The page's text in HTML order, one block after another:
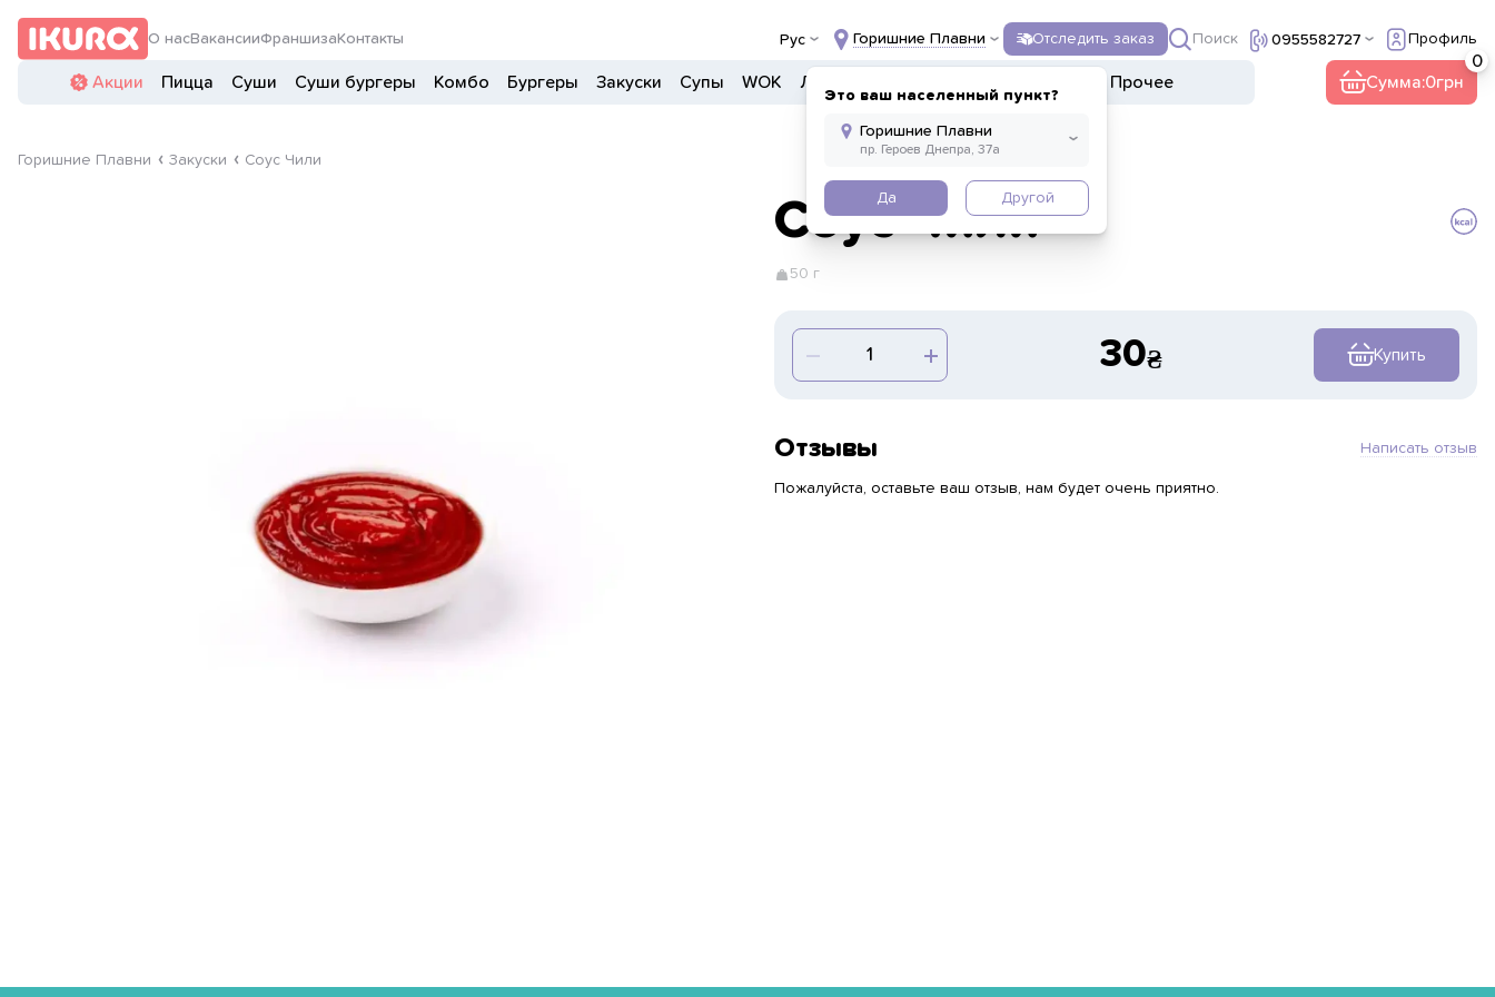
О насВакансииФраншиза Контакты Рус Горишние Плавни
Это ваш населенный пункт?
Да Другой
Отследить заказ Поиск 0955582727 Профиль
Акции Пицца Суши Суши бургеры Комбо Бургеры Закуски Супы WOK Ланчи Прочее Сумма:0
Горишние Плавни Закуски Соус Чили
Соус Чили
50 г
30 Купить
Отзывы Написать отзыв
Пожалуйста, оставьте ваш отзыв, нам будет очень приятно.